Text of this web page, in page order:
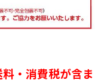
・消費税が含ま